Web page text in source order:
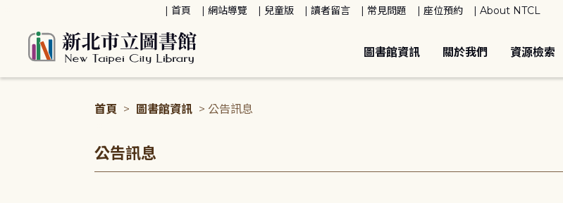
首頁 網站導覽 兒童版 讀者留言 常見問題 座位預約 About NTCL
圖書館資訊 關於我們 資源檢索
首頁 > 圖書館資訊 > 公告訊息
公告訊息